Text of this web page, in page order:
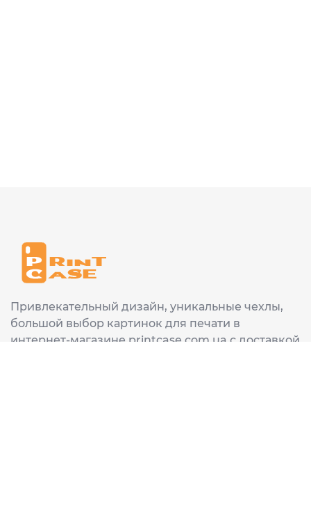
Привлекательный дизайн, уникальные чехлы,
большой выбор картинок для печати в
интернет-магазине printcase.com.ua с доставкой